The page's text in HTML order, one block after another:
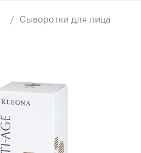
Сыворотки для лица